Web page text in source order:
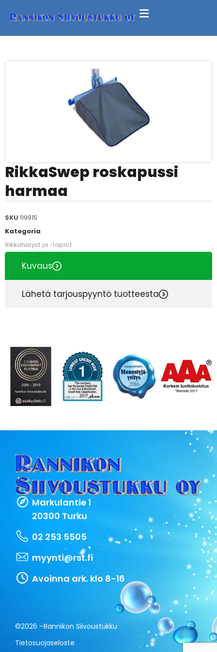
RikkaSwep roskapussi
harmaa
SKU 119915
Kategoria
Rikkaharjat ja -lapiot
Kuvaus
Lähetä tarjouspyyntö tuotteesta
Markulantie 1
20300 Turku
02 253 5505
myynti@rst.fi
Avoinna ark. klo 8-16
©2026 –Rannikon Siivoustukku
Tietosuojaseloste